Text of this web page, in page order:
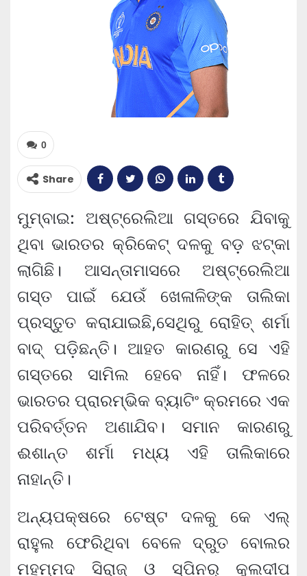
0
Share
ମୁମ୍ବାଇ: ଅଷ୍ଟ୍ରେଲିଆ ଗସ୍ତରେ ଯିବାକୁ
ଥିବା ଭାରତର କ୍ରିକେଟ୍ ଦଳକୁ ବଡ଼ ଝଟ୍‌କା
ଲାଗିଛି। ଆସନ୍ତାମାସରେ ଅଷ୍ଟ୍ରେଲିଆ
ଗସ୍ତ ପାଇଁ ଯେଉଁ ଖେଳାଳିଙ୍କ ତାଲିକା
ପ୍ରସ୍ତୁତ କରାଯାଇଛି,ସେଥିରୁ ରୋହିତ୍ ଶର୍ମା
ବାଦ୍ ପଡ଼ିଛନ୍ତି। ଆହତ କାରଣରୁ ସେ ଏହି
ଗସ୍ତରେ ସାମିଲ ହେବେ ନାହିଁ। ଫଳରେ
ଭାରତର ପ୍ରାରମ୍ଭିକ ବ୍ୟାଟିଂ କ୍ରମରେ ଏକ
ପରିବର୍ତ୍ତନ ଅଣାଯିବ। ସମାନ କାରଣରୁ
ଈଶାନ୍ତ ଶର୍ମା ମଧ୍ୟ ଏହି ତାଲିକାରେ
ନାହାନ୍ତି।
ଅନ୍ୟପକ୍ଷରେ ଟେଷ୍ଟ ଦଳକୁ କେ ଏଲ୍
ରାହୁଲ ଫେରିଥିବା ବେଳେ ଦ୍ରୁତ ବୋଲର
ମହମ୍ମଦ ସିରାଜ୍ ଓ ସ୍ପିନର୍ କୁଲଦୀପ